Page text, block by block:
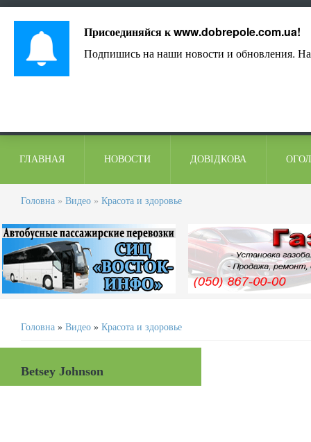
ГЛАВНАЯ НОВОСТИ ДОВІДКОВА
Головна » Видео » Красота и здоровье
Головна » Видео » Красота и здоровье
Betsey Johnson
Присоединяйся кwww.dobrepole.com.ua!
Подпишись на наши новости и обновления.